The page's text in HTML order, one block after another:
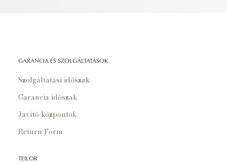
GARANCIA ÉS SZOLGÁLTATÁSOK
Szolgáltatási időszak
Garancia időszak
Javító központok
Return Form
TEILOR